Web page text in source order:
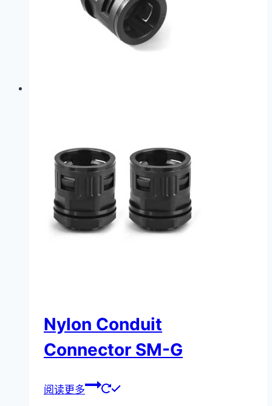
Nylon Conduit
Connector SM-G
阅读更多